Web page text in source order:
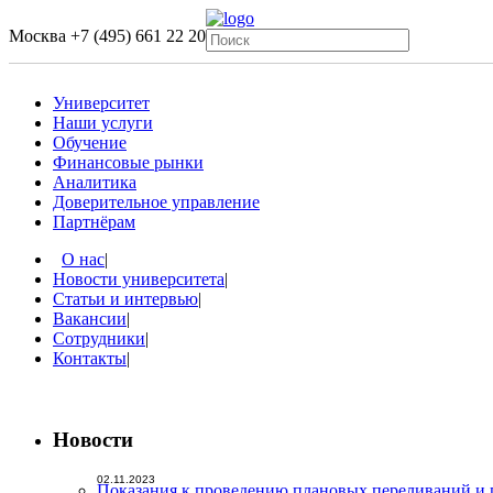
Москва +7 (495) 661 22 20
Университет
Наши услуги
Обучение
Финансовые рынки
Аналитика
Доверительное управление
Партнёрам
О нас|
Новости университета|
Статьи и интервью|
Вакансии|
Сотрудники|
Контакты|
Новости
02.11.2023